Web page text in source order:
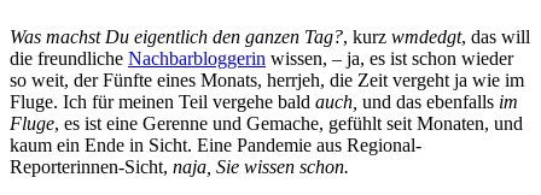
Was machst Du eigentlich den ganzen Tag?, kurz wmdedgt, das will
die freundliche Nachbarbloggerin wissen, – ja, es ist schon wieder
so weit, der Fünfte eines Monats, herrjeh, die Zeit vergeht ja wie im
Fluge. Ich für meinen Teil vergehe bald auch, und das ebenfalls im
Fluge, es ist eine Gerenne und Gemache, gefühlt seit Monaten, und
kaum ein Ende in Sicht. Eine Pandemie aus Regional-
Reporterinnen-Sicht, naja, Sie wissen schon.